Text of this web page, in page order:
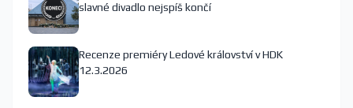
slavné divadlo nejspíš končí
Recenze premiéry Ledové království v HDK
12.3.2026